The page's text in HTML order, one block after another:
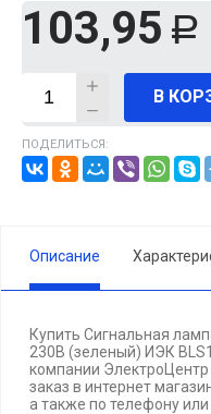
103,95 Р
В
ПОДЕЛИТЬСЯ:
Описание
Купить Сигнальная
230В (зеленый) ИЭК
компании
заказ в интернет
а также по телефонуили